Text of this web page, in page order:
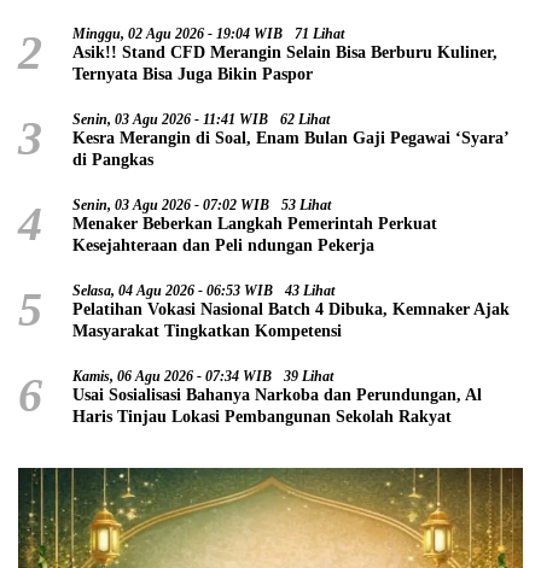
2 Minggu, 02 Agu 2026 - 19:04 WIB 71 Lihat
Asik!! Stand CFD Merangin Selain Bisa Berburu Kuliner,
Ternyata Bisa Juga Bikin Paspor
3 Senin, 03 Agu 2026 - 11:41 WIB 62 Lihat
Kesra Merangin di Soal, Enam Bulan Gaji Pegawai ‘Syara’
di Pangkas
4 Senin, 03 Agu 2026 - 07:02 WIB 53 Lihat
Menaker Beberkan Langkah Pemerintah Perkuat
Kesejahteraan dan Peli ndungan Pekerja
5 Selasa, 04 Agu 2026 - 06:53 WIB 43 Lihat
Pelatihan Vokasi Nasional Batch 4 Dibuka, Kemnaker Ajak
Masyarakat Tingkatkan Kompetensi
6 Kamis, 06 Agu 2026 - 07:34 WIB 39 Lihat
Usai Sosialisasi Bahanya Narkoba dan Perundungan, Al
Haris Tinjau Lokasi Pembangunan Sekolah Rakyat